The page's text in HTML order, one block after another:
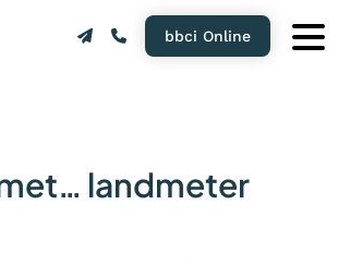
bbci Online
landmeter